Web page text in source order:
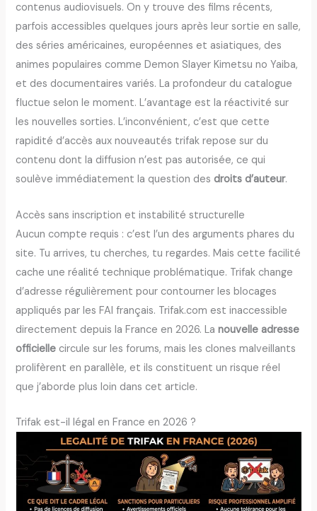
contenus audiovisuels. On y trouve des films récents,
parfois accessibles quelques jours après leur sortie en salle,
des séries américaines, européennes et asiatiques, des
animes populaires comme Demon Slayer Kimetsu no Yaiba,
et des documentaires variés. La profondeur du catalogue
fluctue selon le moment. L’avantage est la réactivité sur
les nouvelles sorties. L’inconvénient, c’est que cette
rapidité d’accès aux nouveautés trifak repose sur du
contenu dont la diffusion n’est pas autorisée, ce qui
soulève immédiatement la question desdroits d’auteur.
Accès sans inscription et instabilité structurelle
Aucun compte requis : c’est l’un des arguments phares du
site. Tu arrives, tu cherches, tu regardes. Mais cette facilité
cache une réalité technique problématique. Trifak change
d’adresse régulièrement pour contourner les blocages
appliqués par les FAI français. Trifak.com est inaccessible
directement depuis la France en 2026. Lanouvelle adresse
officielle circule sur les forums, mais les clones malveillants
prolifèrent en parallèle, et ils constituent un risque réel
que j’aborde plus loin dans cet article.
Trifak est-il légal en France en 2026 ?